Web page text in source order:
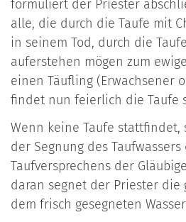
formuliert der Priester
alle, die durch die Taufe mit
in seinem Tod, durch die
auferstehen mögen zum
einen Täufling (Erwachsener
findet nun feierlich die Taufe
Wenn keine Taufe stattfindet,
der Segnung des
Taufversprechens der
daran segnet der Priester die
dem frisch gesegneten